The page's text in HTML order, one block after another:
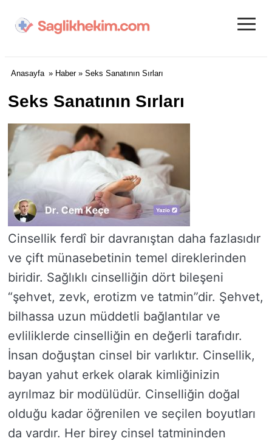
≡
Anasayfa » Haber» Seks Sanatının Sırları
Seks Sanatının Sırları
Cinsellik ferdî bir davranıştan daha fazlasıdır
ve çift münasebetinin temel direklerinden
biridir. Sağlıklı cinselliğin dört bileşeni
“şehvet, zevk, erotizm ve tatmin”dir. Şehvet,
bilhassa uzun müddetli bağlantılar ve
evliliklerde cinselliğin en değerli tarafıdır.
İnsan doğuştan cinsel bir varlıktır. Cinsellik,
bayan yahut erkek olarak kimliğinizin
ayrılmaz bir modülüdür. Cinselliğin doğal
olduğu kadar öğrenilen ve seçilen boyutları
da vardır. Her birey cinsel tatmininden